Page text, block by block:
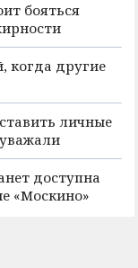
бояться
когда другие
личные
доступна
«Москино»